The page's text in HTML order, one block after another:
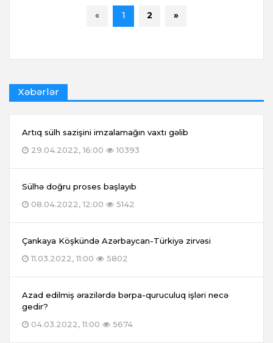
« 1 2 »
Xəbərlər
Artıq sülh sazişini imzalamağın vaxtı gəlib
29.04.2022, 16:00
10393
Sülhə doğru proses başlayıb
08.04.2022, 12:00
5142
Çankaya Köşkündə Azərbaycan-Türkiyə zirvəsi
11.03.2022, 11:00
5802
Azad edilmiş ərazilərdə bərpa-quruculuq işləri necə
gedir?
04.03.2022, 11:00
5674